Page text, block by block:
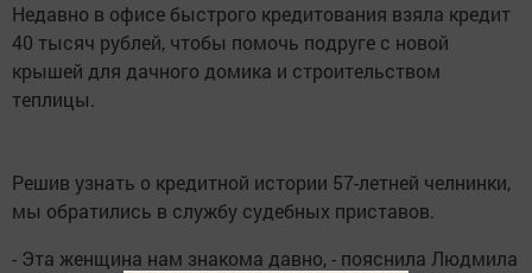
Недавно в офисе быстрого кредитования взяла кредит
40 тысяч рублей, чтобы помочь подруге с новой
крышей для дачного домика и строительством
теплицы.
Решив узнать о кредитной истории 57-летней челнинки,
мы обратились в службу судебных приставов.
- Эта женщина нам знакома давно, - пояснила Людмила